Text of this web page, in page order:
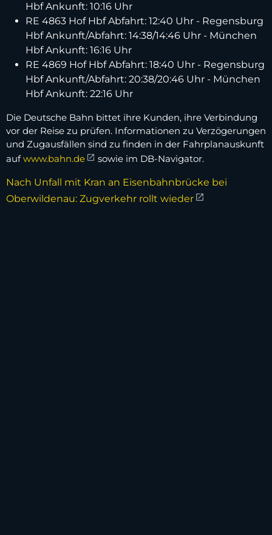
Hbf Ankunft: 10:16 Uhr
RE 4863 Hof Hbf Abfahrt: 12:40 Uhr - Regensburg
Hbf Ankunft/Abfahrt: 14:38/14:46 Uhr - München
Hbf Ankunft: 16:16 Uhr
RE 4869 Hof Hbf Abfahrt: 18:40 Uhr - Regensburg
Hbf Ankunft/Abfahrt: 20:38/20:46 Uhr - München
Hbf Ankunft: 22:16 Uhr
Die Deutsche Bahn bittet ihre Kunden, ihre Verbindung
vor der Reise zu prüfen. Informationen zu Verzögerungen
und Zugausfällen sind zu finden in der Fahrplanauskunft
aufwww.bahn.de sowie im DB-Navigator.
Nach Unfall mit Kran an Eisenbahnbrücke bei
Oberwildenau: Zugverkehr rollt wieder